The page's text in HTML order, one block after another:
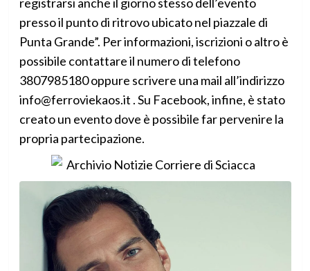
presso il punto di ritrovo ubicato nel piazzale di
Punta Grande”. Per informazioni, iscrizioni o altro è
possibile contattare il numero di telefono
3807985180 oppure scrivere una mail all’indirizzo
info@ferroviekaos.it . Su Facebook, infine, è stato
creato un evento dove è possibile far pervenire la
propria partecipazione.